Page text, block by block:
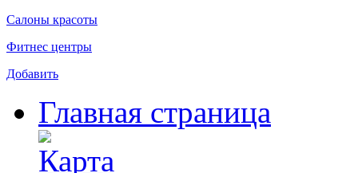
Салоны красоты
Фитнес центры
Добавить
Главная страница